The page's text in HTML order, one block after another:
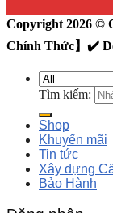
Copyright 2026 ©
Chính Thức】✔️
Tìm kiếm:
Shop
Khuyến mãi
Tin tức
Xây dựng
Bảo Hành